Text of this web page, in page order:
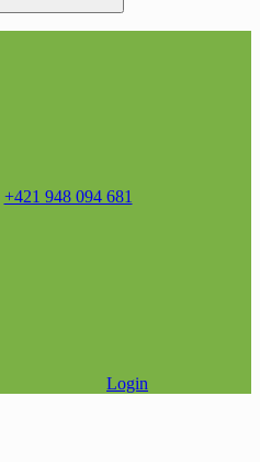
+421 948 094 681
Login